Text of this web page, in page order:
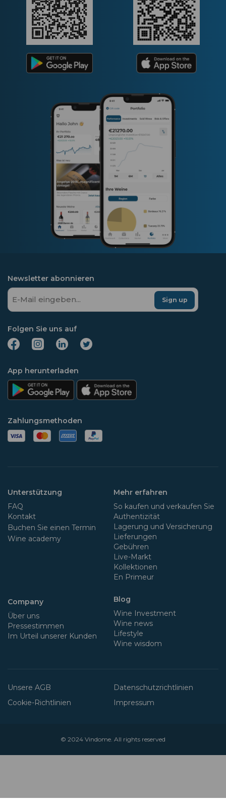
Newsletter abonnieren
Sign up
Folgen Sie uns auf
App herunterladen
Zahlungsmethoden
Unterstützung
FAQ
Kontakt
Buchen Sie einen Termin
Wine academy
Company
Über uns
Pressestimmen
Im Urteil unserer Kunden
Mehr erfahren
So kaufen und verkaufen Sie
Authentizität
Lagerung und Versicherung
Lieferungen
Gebühren
Live-Markt
Kollektionen
En Primeur
Blog
Wine Investment
Wine news
Lifestyle
Wine wisdom
Unsere AGB
Datenschutzrichtlinien
Cookie-Richtlinien
Impressum
© 2024 Vindome . All rights reserved